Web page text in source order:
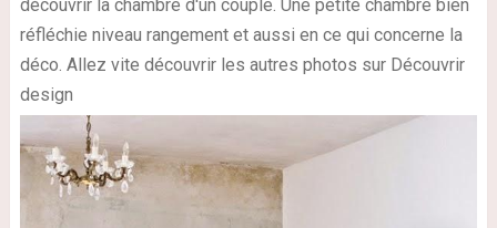
découvrir la chambre d'un couple. Une petite chambre bien
réfléchie niveau rangement et aussi en ce qui concerne la
déco. Allez vite découvrir les autres photos sur Découvrir
design